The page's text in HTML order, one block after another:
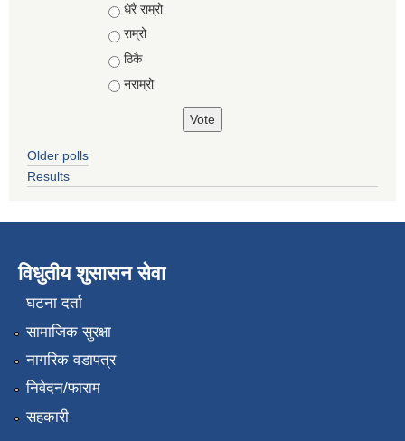
Choices
धेरै राम्रो
राम्रो
ठिकै
नराम्रो
Older polls
Results
विधुतीय शुसासन सेवा
घटना दर्ता
सामाजिक सुरक्षा
नागरिक वडापत्र
निवेदन/फाराम
सहकारी